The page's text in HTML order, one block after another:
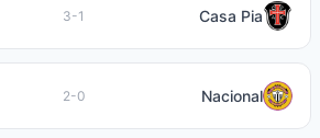
3-1 Casa Pia
2-0 Nacional